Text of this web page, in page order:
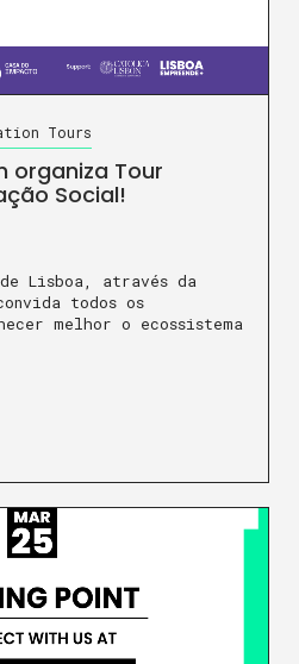
Tours
organiza Tour
Social!
Lisboa, através da
todos os
melhor o ecossistema